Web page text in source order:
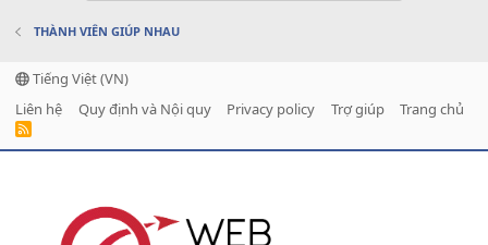
THÀNH VIÊN GIÚP NHAU
Tiếng Việt (VN)
Liên hệ
Quy định và Nội quy Privacy policy Trợ giúp Trang chủ
R